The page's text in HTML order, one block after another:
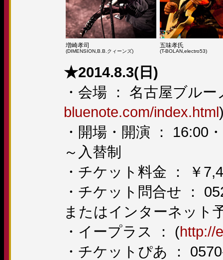
増崎孝司
(DIMENSION,B.B.クィーンズ)
五味孝氏
(T-BOLAN,electro53)
★2014.8.3(日)
・会場 ： 名古屋ブル
bluenote.com/index.html
・開場・開演 ： 16:00
～入替制
・チケット料金 ： ￥
・チケット問合せ ：
またはインターネット
・イープラス ： (http://
・チケットぴあ ：